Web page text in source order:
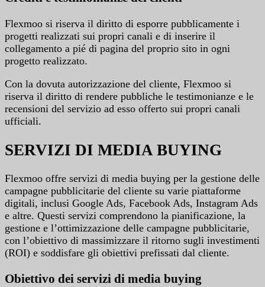
Flexmoo si riserva il diritto di esporre pubblicamente i
progetti realizzati sui propri canali e di inserire il
collegamento a pié di pagina del proprio sito in ogni
progetto realizzato.
Con la dovuta autorizzazione del cliente, Flexmoo si
riserva il diritto di rendere pubbliche le testimonianze e le
recensioni del servizio ad esso offerto sui propri canali
ufficiali.
SERVIZI DI MEDIA BUYING
Flexmoo offre servizi di media buying per la gestione delle
campagne pubblicitarie del cliente su varie piattaforme
digitali, inclusi Google Ads, Facebook Ads, Instagram Ads
e altre. Questi servizi comprendono la pianificazione, la
gestione e l’ottimizzazione delle campagne pubblicitarie,
con l’obiettivo di massimizzare il ritorno sugli investimenti
(ROI) e soddisfare gli obiettivi prefissati dal cliente.
Obiettivo dei servizi di media buying